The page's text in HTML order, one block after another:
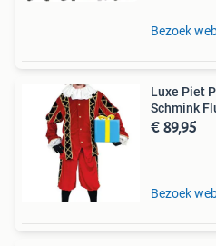
Bezoek
Luxe Piet
Schmink
€ 89,95
Bezoek